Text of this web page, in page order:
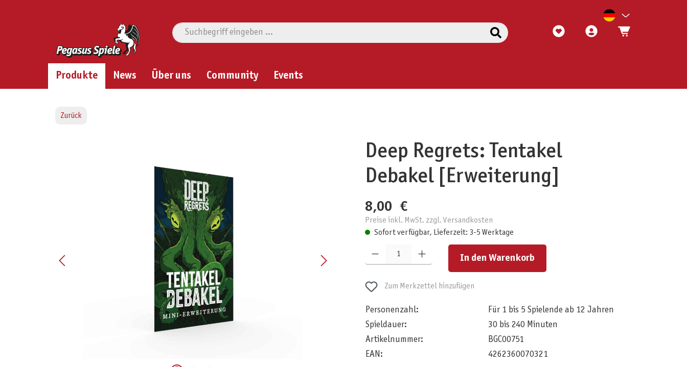
Produkte News Über uns Community Events
Zurück
Deep Regrets: Tentakel
Debakel [Erweiterung]
8,00 €
Preise inkl. MwSt. zzgl. Versandkosten
Sofort verfügbar, Lieferzeit: 3-5 Werktage
Produkt Anzahl: Gib den gewünschten Wert ein oder benutze die Schaltflächen um die Anzahl zu erhöhen oder zu reduzieren.
In den Warenkorb
Zum Merkzettel hinzufügen
Personenzahl:
Für 1 bis 5 Spielende ab 12 Jahren
Spieldauer:
30 bis 240 Minuten
Artikelnummer:
BGC00751
EAN:
4262360070321